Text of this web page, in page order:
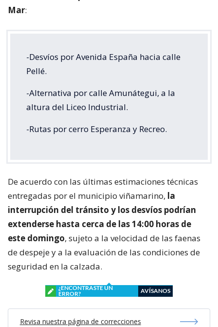
Mar:
-Desvíos por Avenida España hacia calle
Pellé.
-Alternativa por calle Amunátegui, a la
altura del Liceo Industrial.
-Rutas por cerro Esperanza y Recreo.
De acuerdo con las últimas estimaciones técnicas
entregadas por el municipio viñamarino, la
interrupción del tránsito y los desvíos podrían
extenderse hasta cerca de las 14:00 horas de
este domingo, sujeto a la velocidad de las faenas
de despeje y a la evaluación de las condiciones de
seguridad en la calzada.
¿ENCONTRASTE UN
ERROR?
AVÍSANOS
Revisa nuestra página de correcciones